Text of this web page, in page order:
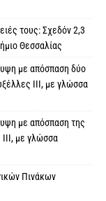
τους: Σχεδόν 2,3
Θεσσαλίας
με απόσπαση δύο
ΙΙΙ, με γλώσσα
με απόσπαση της
με γλώσσα
Πινάκων